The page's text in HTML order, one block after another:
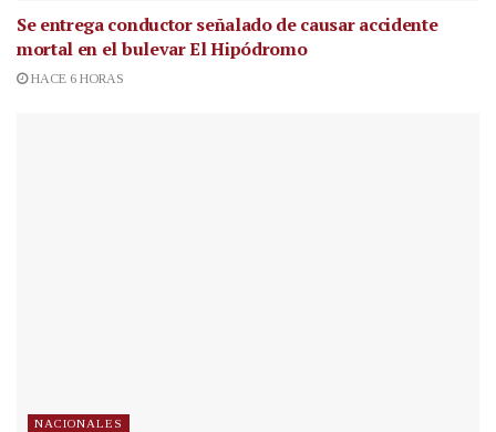
Se entrega conductor señalado de causar accidente
mortal en el bulevar El Hipódromo
HACE 6 HORAS
NACIONALES